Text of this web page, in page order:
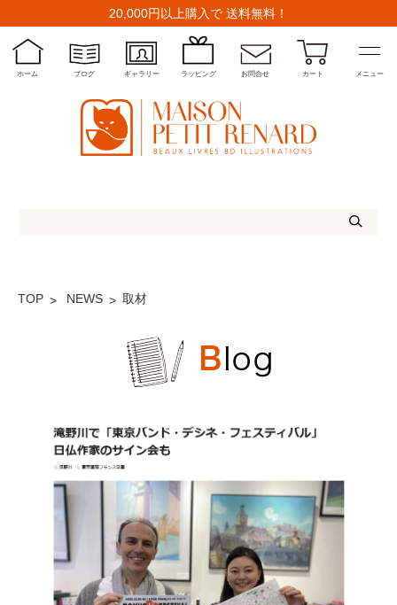
20,000円以上購入で 送料無料！
ホーム ブログ ギャラリー ラッピング お問合せ カート メニュー
TOP NEWS 取材